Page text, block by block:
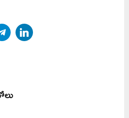
Telegram